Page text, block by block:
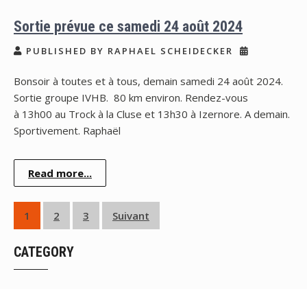
Sortie prévue ce samedi 24 août 2024
PUBLISHED BY RAPHAEL SCHEIDECKER
Bonsoir à toutes et à tous, demain samedi 24 août 2024.
Sortie groupe IVHB. 80 km environ. Rendez-vous
à 13h00 au Trock à la Cluse et 13h30 à Izernore. A demain.
Sportivement. Raphaël
Read more...
Pagination
des
publications
1 2 3 Suivant
CATEGORY